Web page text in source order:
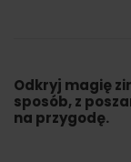
Odkryj magię
sposób, z
na przygodę.